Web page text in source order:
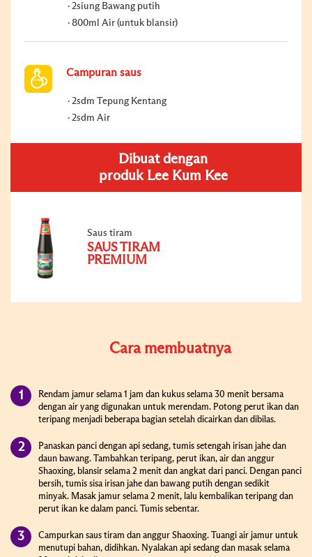
2siung Bawang putih
800ml Air (untuk blansir)
Campuran saus
2sdm Tepung Kentang
2sdm Air
Dibuat dengan
produk Lee Kum Kee
Saus tiram
SAUS TIRAM
PREMIUM
Cara membuatnya
Rendam jamur selama 1 jam dan kukus selama 30 menit bersama
dengan air yang digunakan untuk merendam. Potong perut ikan dan
teripang menjadi beberapa bagian setelah dicairkan dan dibilas.
Panaskan panci dengan api sedang, tumis setengah irisan jahe dan
daun bawang. Tambahkan teripang, perut ikan, air dan anggur
Shaoxing, blansir selama 2 menit dan angkat dari panci. Dengan panci
bersih, tumis sisa irisan jahe dan bawang putih dengan sedikit
minyak. Masak jamur selama 2 menit, lalu kembalikan teripang dan
perut ikan ke dalam panci. Tumis sebentar.
Campurkan saus tiram dan anggur Shaoxing. Tuangi air jamur untuk
menutupi bahan, didihkan. Nyalakan api sedang dan masak selama